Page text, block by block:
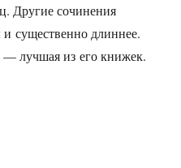
Другие сочинения
существенно длиннее.
лучшая из его книжек.